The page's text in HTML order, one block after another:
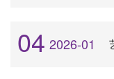
04 2026-01